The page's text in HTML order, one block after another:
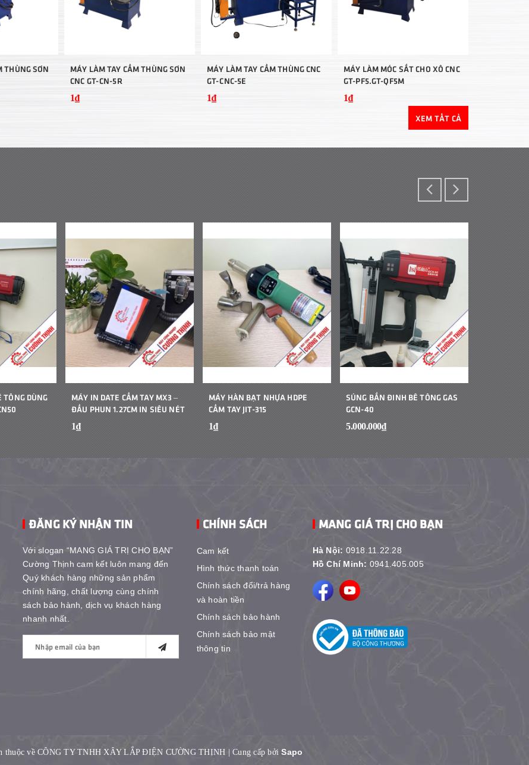
THÙNG SƠN
MÁY LÀM TAY CẦM THÙNG SƠN
CNC GT-CN-5R
1₫
MÁY LÀM TAY CẦM THÙNG CNC
GT-CNC-5E
1₫
MÁY LÀM MÓC SẮT CHO XÔ CNC
GT-PF5.GT-QF5M
1₫
XEM TẤT CẢ
DÙNG
MÁY IN DATE CẦM TAY MX3 –
ĐẦU PHUN 1.27CM IN SIÊU NÉT
1₫
MÁY HÀN BẠT NHỰA HDPE
CẦM TAY JIT-315
1₫
SÚNG BẮN ĐINH BÊ TÔNG GAS
GCN-40
5.000.000₫
ĐĂNG KÝ NHẬN TIN
Với slogan “MANG GIÁ TRỊ CHO BẠN”
Cường Thịnh cam kết luôn mang đến
Quý khách hàng những sản phẩm
chính hãng, chất lượng cùng chính
sách bảo hành, dịch vụ khách hàng
nhanh nhất.
CHÍNH SÁCH
Cam kết
Hình thức thanh toán
Chính sách đổi/trả hàng
và hoàn tiền
Chính sách bảo hành
Chính sách bảo mật
thông tin
MANG GIÁ TRỊ CHO BẠN
Hà Nội: 0918.11.22.28
Hồ Chí Minh: 0941.405.005
thuộc về CÔNG TY TNHH XÂY LẮP ĐIỆN CƯỜNG THỊNH Cung cấp bởiSapo